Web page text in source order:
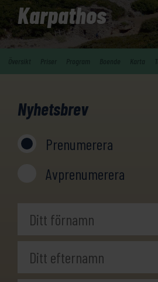
Karpathos
Nyhetsbrev
Prenumerera
Avprenumerera